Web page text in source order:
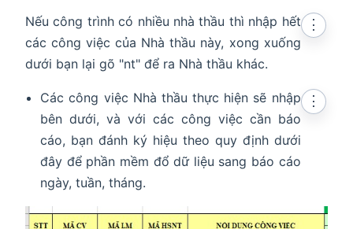
Nếu công trình có nhiều nhà thầu thì nhập hết
các công việc của Nhà thầu này, xong xuống
dưới bạn lại gõ "nt" để ra Nhà thầu khác.
⋮
Các công việc Nhà thầu thực hiện sẽ nhập
bên dưới, và với các công việc cần báo
cáo, bạn đánh ký hiệu theo quy định dưới
đây để phần mềm đổ dữ liệu sang báo cáo
ngày, tuần, tháng.
⋮